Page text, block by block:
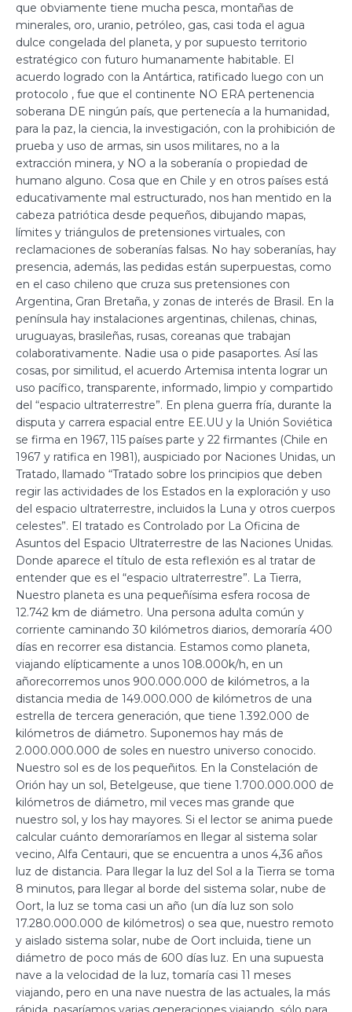
que obviamente tiene mucha pesca, montañas de
minerales, oro, uranio, petróleo, gas, casi toda el agua
dulce congelada del planeta, y por supuesto territorio
estratégico con futuro humanamente habitable. El
acuerdo logrado con la Antártica, ratificado luego con un
protocolo , fue que el continente NO ERA pertenencia
soberana DE ningún país, que pertenecía a la humanidad,
para la paz, la ciencia, la investigación, con la prohibición de
prueba y uso de armas, sin usos militares, no a la
extracción minera, y NO a la soberanía o propiedad de
humano alguno. Cosa que en Chile y en otros países está
educativamente mal estructurado, nos han mentido en la
cabeza patriótica desde pequeños, dibujando mapas,
límites y triángulos de pretensiones virtuales, con
reclamaciones de soberanías falsas. No hay soberanías, hay
presencia, además, las pedidas están superpuestas, como
en el caso chileno que cruza sus pretensiones con
Argentina, Gran Bretaña, y zonas de interés de Brasil. En la
península hay instalaciones argentinas, chilenas, chinas,
uruguayas, brasileñas, rusas, coreanas que trabajan
colaborativamente. Nadie usa o pide pasaportes. Así las
cosas, por similitud, el acuerdo Artemisa intenta lograr un
uso pacífico, transparente, informado, limpio y compartido
del “espacio ultraterrestre”. En plena guerra fría, durante la
disputa y carrera espacial entre EE.UU y la Unión Soviética
se firma en 1967, 115 países parte y 22 firmantes (Chile en
1967 y ratifica en 1981), auspiciado por Naciones Unidas, un
Tratado, llamado “Tratado sobre los principios que deben
regir las actividades de los Estados en la exploración y uso
del espacio ultraterrestre, incluidos la Luna y otros cuerpos
celestes”. El tratado es Controlado por La Oficina de
Asuntos del Espacio Ultraterrestre de las Naciones Unidas.
Donde aparece el título de esta reflexión es al tratar de
entender que es el “espacio ultraterrestre”. La Tierra,
Nuestro planeta es una pequeñísima esfera rocosa de
12.742 km de diámetro. Una persona adulta común y
corriente caminando 30 kilómetros diarios, demoraría 400
días en recorrer esa distancia. Estamos como planeta,
viajando elípticamente a unos 108.000k/h, en un
añorecorremos unos 900.000.000 de kilómetros, a la
distancia media de 149.000.000 de kilómetros de una
estrella de tercera generación, que tiene 1.392.000 de
kilómetros de diámetro. Suponemos hay más de
2.000.000.000 de soles en nuestro universo conocido.
Nuestro sol es de los pequeñitos. En la Constelación de
Orión hay un sol, Betelgeuse, que tiene 1.700.000.000 de
kilómetros de diámetro, mil veces mas grande que
nuestro sol, y los hay mayores. Si el lector se anima puede
calcular cuánto demoraríamos en llegar al sistema solar
vecino, Alfa Centauri, que se encuentra a unos 4,36 años
luz de distancia. Para llegar la luz del Sol a la Tierra se toma
8 minutos, para llegar al borde del sistema solar, nube de
Oort, la luz se toma casi un año (un día luz son solo
17.280.000.000 de kilómetros) o sea que, nuestro remoto
y aislado sistema solar, nube de Oort incluida, tiene un
diámetro de poco más de 600 días luz. En una supuesta
nave a la velocidad de la luz, tomaría casi 11 meses
viajando, pero en una nave nuestra de las actuales, la más